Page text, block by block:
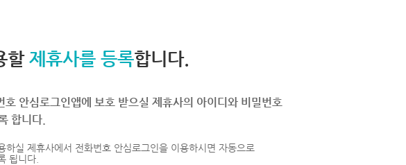
할 제휴사를 등록합니다.
호 안심로그인앱에 보호 받으실 제휴사의 아이디와 비밀번호
합니다.
하실 제휴사에서 전화번호 안심로그인을 이용하시면 자동으로
됩니다.